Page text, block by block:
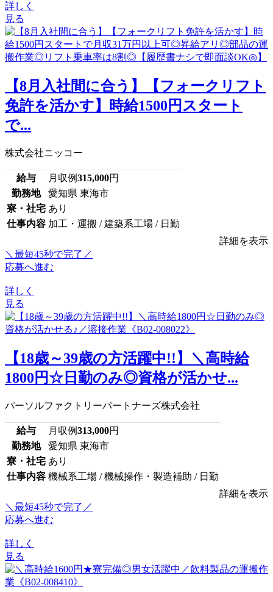
詳しく
見る
【8月入社間に合う】【フォークリフト
免許を活かす】時給1500円スタート
で...
株式会社ニッコー
給与 月収例315,000円
勤務地
愛知県 東海市
寮・社宅 あり
仕事内容 加工・運搬 / 建築系工場 / 日勤
詳細を表示
＼最短45秒で完了／
応募へ進む
詳しく
見る
【18歳～39歳の方活躍中!!】＼高時給
1800円☆日勤のみ◎資格が活かせ...
パーソルファクトリーパートナーズ株式会社
給与 月収例313,000円
勤務地
愛知県 東海市
寮・社宅 あり
仕事内容 機械系工場 / 機械操作・製造補助 / 日勤
詳細を表示
＼最短45秒で完了／
応募へ進む
詳しく
見る